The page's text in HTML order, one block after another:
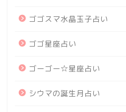
ゴゴスマ水晶玉子占い
ゴゴ星座占い
ゴーゴー☆星座占い
シウマの誕生月占い